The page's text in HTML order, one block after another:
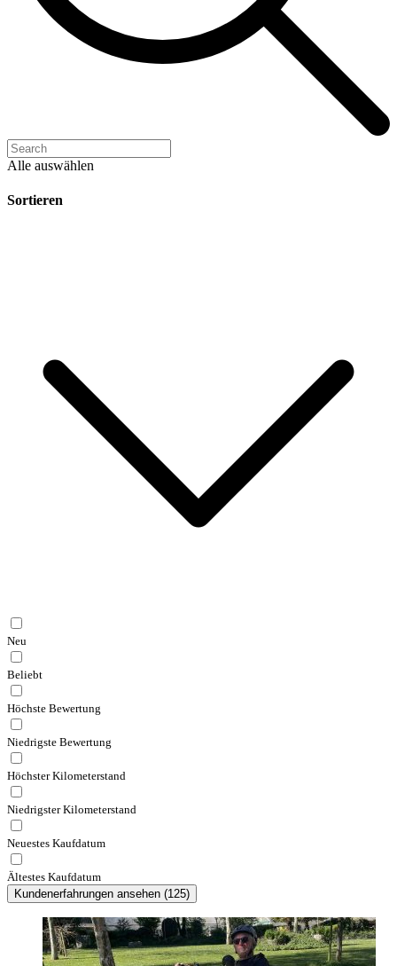
Alle auswählen
Sortieren
Neu
Beliebt
Höchste Bewertung
Niedrigste Bewertung
Höchster Kilometerstand
Niedrigster Kilometerstand
Neuestes Kaufdatum
Ältestes Kaufdatum
Kundenerfahrungen ansehen (125)